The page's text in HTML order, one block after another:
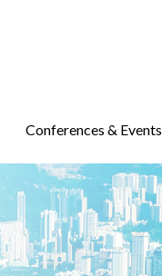
Conferences & Events